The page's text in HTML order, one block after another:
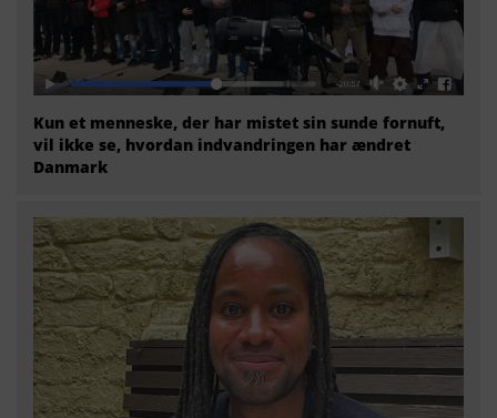
Kun et menneske, der har mistet sin sunde fornuft,
vil ikke se, hvordan indvandringen har ændret
Danmark